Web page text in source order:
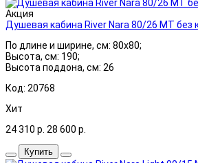
Акция
Душевая кабина River Nara 80/26 МТ без
По длине и ширине, см: 80x80;
Высота, см: 190;
Высота поддона, см: 26
Код: 20768
Хит
24 310 р. 28 600 р.
Купить